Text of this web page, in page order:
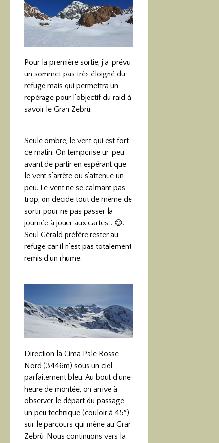
Pour la première sortie, j’ai prévu
un sommet pas très éloigné du
refuge mais qui permettra un
repérage pour l’objectif du raid à
savoir le Gran Zebrù.
Seule ombre, le vent qui est fort
ce matin. On temporise un peu
avant de partir en espérant que
le vent s’arrête ou s’attenue un
peu. Le vent ne se calmant pas
trop, on décide tout de même de
sortir pour ne pas passer la
journée à jouer aux cartes… 😊.
Seul Gérald préfère rester au
refuge car il n’est pas totalement
remis d’un rhume.
Direction la Cima Pale Rosse-
Nord (3446m) sous un ciel
parfaitement bleu. Au bout d’une
heure de montée, on arrive à
observer le départ du passage
un peu technique (couloir à 45°)
sur le parcours qui mène au Gran
Zebrù. Nous continuons vers la